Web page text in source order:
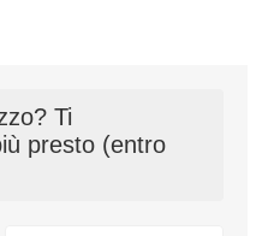
Ti
presto (entro